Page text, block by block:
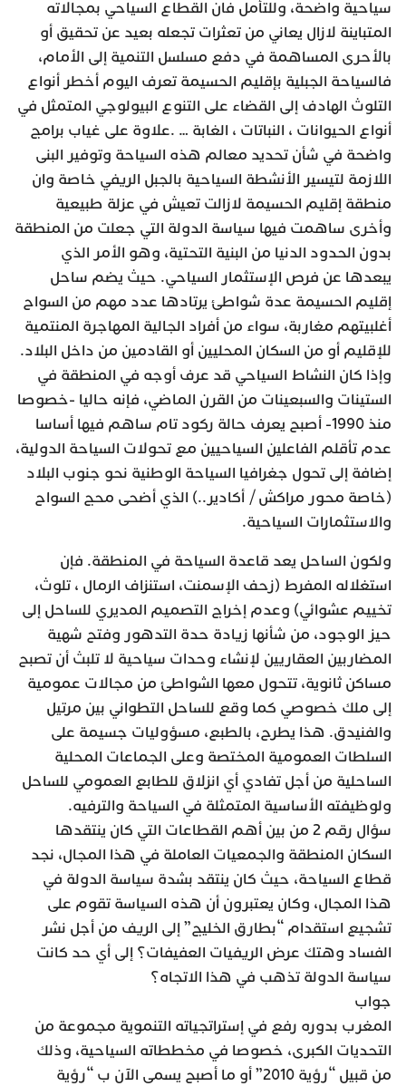
سياحية واضحة، وللتأمل فان القطاع السياحي بمجالاته
المتباينة لازال يعاني من تعثرات تجعله بعيد عن تحقيق أو
بالأحرى المساهمة في دفع مسلسل التنمية إلى الأمام،
فالسياحة الجبلية بإقليم الحسيمة تعرف اليوم أخطر أنواع
التلوث الهادف إلى القضاء على التنوع البيولوجي المتمثل في
أنواع الحيوانات ، النباتات ، الغابة … .علاوة على غياب برامج
واضحة في شأن تحديد معالم هذه السياحة وتوفير البنى
اللازمة لتيسير الأنشطة السياحية بالجبل الريفي خاصة وان
منطقة إقليم الحسيمة لازالت تعيش في عزلة طبيعية
وأخرى ساهمت فيها سياسة الدولة التي جعلت من المنطقة
بدون الحدود الدنيا من البنية التحتية، وهو الأمر الذي
يبعدها عن فرص الإستثمار السياحي. حيث يضم ساحل
إقليم الحسيمة عدة شواطئ يرتادها عدد مهم من السواح
أغلبيتهم مغاربة، سواء من أفراد الجالية المهاجرة المنتمية
للإقليم أو من السكان المحليين أو القادمين من داخل البلاد.
وإذا كان النشاط السياحي قد عرف أوجه في المنطقة في
الستينات والسبعينات من القرن الماضي، فإنه حاليا -خصوصا
منذ 1990- أصبح يعرف حالة ركود تام ساهم فيها أساسا
عدم تأقلم الفاعلين السياحيين مع تحولات السياحة الدولية،
إضافة إلى تحول جغرافيا السياحة الوطنية نحو جنوب البلاد
(خاصة محور مراكش / أكادير..) الذي أضحى محج السواح
والاستثمارات السياحية.
ولكون الساحل يعد قاعدة السياحة في المنطقة. فإن
استغلاله المفرط (زحف الإسمنت، استنزاف الرمال ، تلوث،
تخييم عشوائي) وعدم إخراج التصميم المديري للساحل إلى
حيز الوجود، من شأنها زيادة حدة التدهور وفتح شهية
المضاربين العقاريين لإنشاء وحدات سياحية لا تلبث أن تصبح
مساكن ثانوية، تتحول معها الشواطئ من مجالات عمومية
إلى ملك خصوصي كما وقع للساحل التطواني بين مرتيل
والفنيدق. هذا يطرح، بالطبع، مسؤوليات جسيمة على
السلطات العمومية المختصة وعلى الجماعات المحلية
الساحلية من أجل تفادي أي انزلاق للطابع العمومي للساحل
ولوظيفته الأساسية المتمثلة في السياحة والترفيه.
سؤال رقم 2 من بين أهم القطاعات التي كان ينتقدها
السكان المنطقة والجمعيات العاملة في هذا المجال، نجد
قطاع السياحة، حيث كان ينتقد بشدة سياسة الدولة في
هذا المجال، وكان يعتبرون أن هذه السياسة تقوم على
تشجيع استقدام “بطارق الخليج” إلى الريف من أجل نشر
الفساد وهتك عرض الريفيات العفيفات؟ إلى أي حد كانت
سياسة الدولة تذهب في هذا الاتجاه؟
جواب
المغرب بدوره رفع في إستراتجياته التنموية مجموعة من
التحديات الكبرى، خصوصا في مخططاته السياحية، وذلك
من قبيل “رؤية 2010” أو ما أصبح يسمى الآن ب “رؤية